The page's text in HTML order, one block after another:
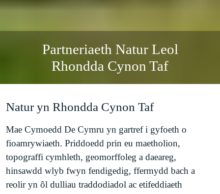
Partneriaeth Natur Leol
Rhondda Cynon Taf
Natur yn Rhondda Cynon Taf
Mae Cymoedd De Cymru yn gartref i gyfoeth o
fioamrywiaeth. Priddoedd prin eu maetholion,
topograffi cymhleth, geomorffoleg a daeareg,
hinsawdd wlyb fwyn fendigedig, ffermydd bach a
reolir yn ôl dulliau traddodiadol ac etifeddiaeth